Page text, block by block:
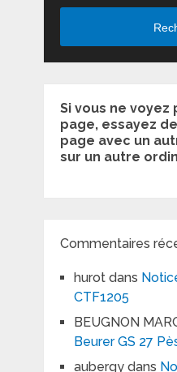
Si vous ne voyez
page, essayez
page avec un
sur un autre
Commentaires
hurotdans
CTF1205
BEUGNON
Beurer GS 27
aubergydans